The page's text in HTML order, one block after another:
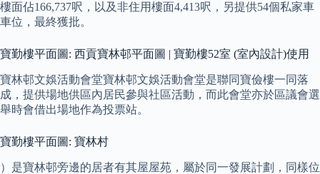
樓面佔166,737呎，以及非住用樓面4,413呎，另提供54個私家車
車位，最終獲批。
寶勤樓平面圖: 西貢寶林邨平面圖 | 寶勤樓52室 (室內設計)使用
寶林邨文娛活動會堂寶林邨文娛活動會堂是聯同寶儉樓一同落
成，提供場地供區內居民參與社區活動，而此會堂亦於區議會選
舉時會借出場地作為投票站。
寶勤樓平面圖: 寶林村
）是寶林邨旁邊的居者有其屋屋苑，屬於同一發展計劃，同樣位